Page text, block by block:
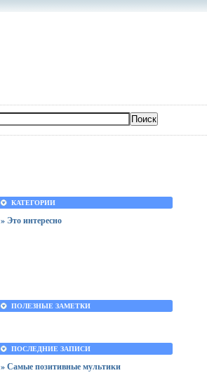
КАТЕГОРИИ
» Это интересно
ПОЛЕЗНЫЕ ЗАМЕТКИ
ПОСЛЕДНИЕ ЗАПИСИ
» Самые позитивные мультики